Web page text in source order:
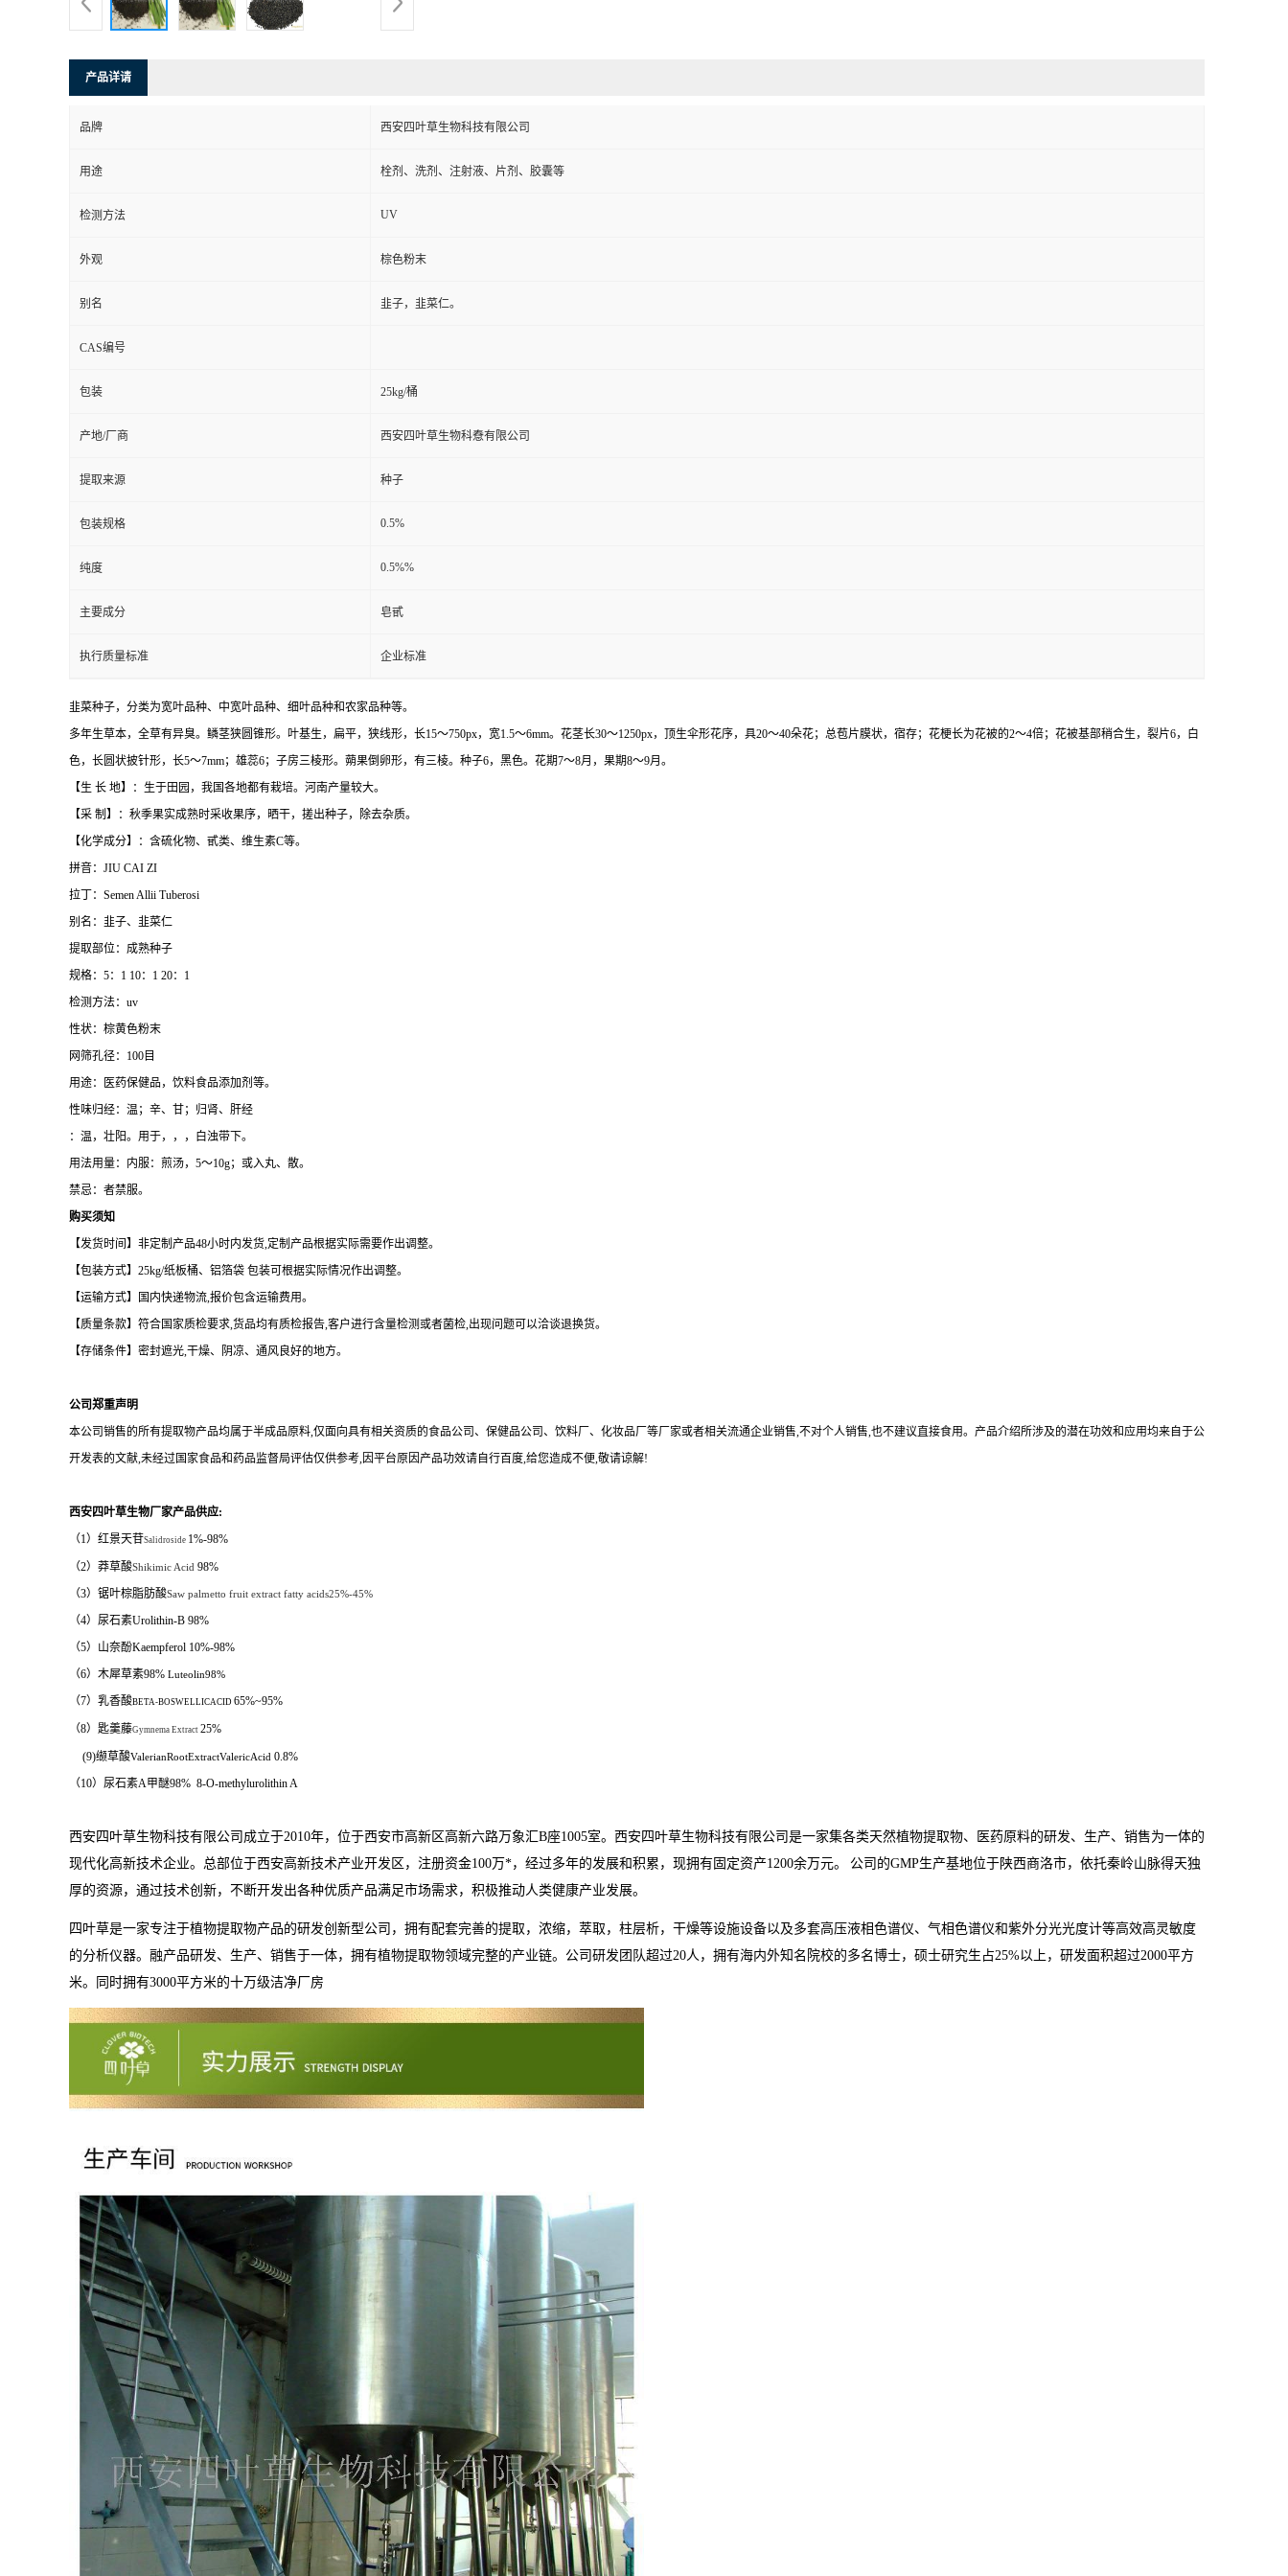
产品详请
品牌 西安四叶草生物科技有限公司
用途 栓剂、洗剂、注射液、片剂、胶囊等
检测方法 UV
外观 棕色粉末
别名 韭子，韭菜仁。
CAS编号
包装 25kg/桶
产地/厂商 西安四叶草生物科憃有限公司
提取来源 种子
包装规格 0.5%
纯度 0.5%%
主要成分 皂甙
执行质量标准 企业标准
韭菜种子，分类为宽叶品种、中宽叶品种、细叶品种和农家品种等。
多年生草本，全草有异臭。鳞茎狭圆锥形。叶基生，扁平，狭线形，长15～750px，宽1.5～6mm。花茎长30～1250px，顶生伞形花序，具20～40朵花；总苞片膜状，宿存；花梗长为花被的2～4倍；花被基部稍合生，裂片6，白
色，长圆状披针形，长5～7mm；雄蕊6；子房三棱形。蒴果倒卵形，有三棱。种子6，黑色。花期7～8月，果期8～9月。
【生 长 地】：生于田园，我国各地都有栽培。河南产量较大。
【采 制】：秋季果实成熟时采收果序，晒干，搓出种子，除去杂质。
【化学成分】：含硫化物、甙类、维生素C等。
拼音：JIU CAI ZI
拉丁： Semen Allii Tuberosi
别名：韭子、韭菜仁
提取部位：成熟种子
规格：5：1 10：1 20：1
检测方法：uv
性状：棕黄色粉末
网筛孔径：100目
用途：医药保健品，饮料食品添加剂等。
性味归经：温；辛、甘；归肾、肝经
：温，壮阳。用于，，，白浊带下。
用法用量：内服：煎汤，5～10g；或入丸、散。
禁忌：者禁服。
购买须知
【发货时间】非定制产品48小时内发货,定制产品根据实际需要作出调整。
【包装方式】 25kg/纸板桶、铝箔袋 包装可根据实际情况作出调整。
【运输方式】国内快递物流,报价包含运输费用。
【质量条款】符合国家质检要求,货品均有质检报告,客户进行含量检测或者菌检,出现问题可以洽谈退换货。
【存储条件】密封遮光,干燥、阴凉、通风良好的地方。
公司郑重声明
本公司销售的所有提取物产品均属于半成品原料,仅面向具有相关资质的食品公司、保健品公司、饮料厂、化妆品厂等厂家或者相关流通企业销售,不对个人销售,也不建议直接食用。产品介绍所涉及的潜在功效和应用均来自于公
开发表的文献,未经过国家食品和药品监督局评估仅供参考,因平台原因产品功效请自行百度,给您造成不便,敬请谅解!
西安四叶草生物厂家产品供应:
（1）红景天苷Salidroside 1%-98%
（2）莽草酸Shikimic Acid 98%
（3）锯叶棕脂肪酸Saw palmetto fruit extract fatty acids25%-45%
（4） 尿石素Urolithin-B 98%
（5）山奈酚Kaempferol 10%-98%
（6）木犀草素98% Luteolin98%
（7）乳香酸BETA-BOSWELLICACID 65%~95%
（8）匙羹藤Gymnema Extract 25%
(9)缬草酸ValerianRootExtractValericAcid 0.8%
（10）尿石素A甲醚98% 8-O-methylurolithin A
西安四叶草生物科技有限公司成立于2010年，位于西安市高新区高新六路万象汇 B座1005室。西安四叶草生物科技有限公司是一家集各类天然植物提取物、医药原料的研发、生产、销售为一体的
现代化高新技术企业。 总部位于西安高新技术产业开发区，注册资金100万*，经过多年的发展和积累，现拥有固定资产1200余万元。 公司的GMP生产基地位于陕西商洛市，依托秦岭山脉得天独
厚的资源，通过技术创新，不断开发出各种优质产品满足市场需求，积极推动人类健康产业发展。
四叶草是一家专注于植物提取物产品的研发创新型公司，拥有配套完善的提取，浓缩，萃取，柱层析，干燥等设施设备以及多套高压液相色谱仪、气相色谱仪和紫外分光光度计等高效高灵敏度
的分析仪器。融产品研发、生产、销售于一体，拥有植物提取物领域完整的产业链。公司研发团队超过20人，拥有海内外知名院校的多名博士，硕士研究生占25%以上，研发面积超过2000平方
米。同时拥有3000平方米的十万级洁净厂房